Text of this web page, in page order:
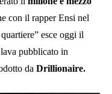
con il rapper Ensi nel
esce oggi il
pubblicato in
da Drillionaire.